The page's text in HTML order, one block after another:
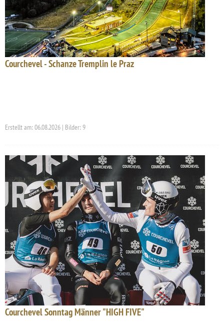
Courchevel - Schanze Tremplin le Praz
Erstellt am: 06.08.2026 | Bilder: 9
Courchevel Sonntag Männer "HIGH FIVE"